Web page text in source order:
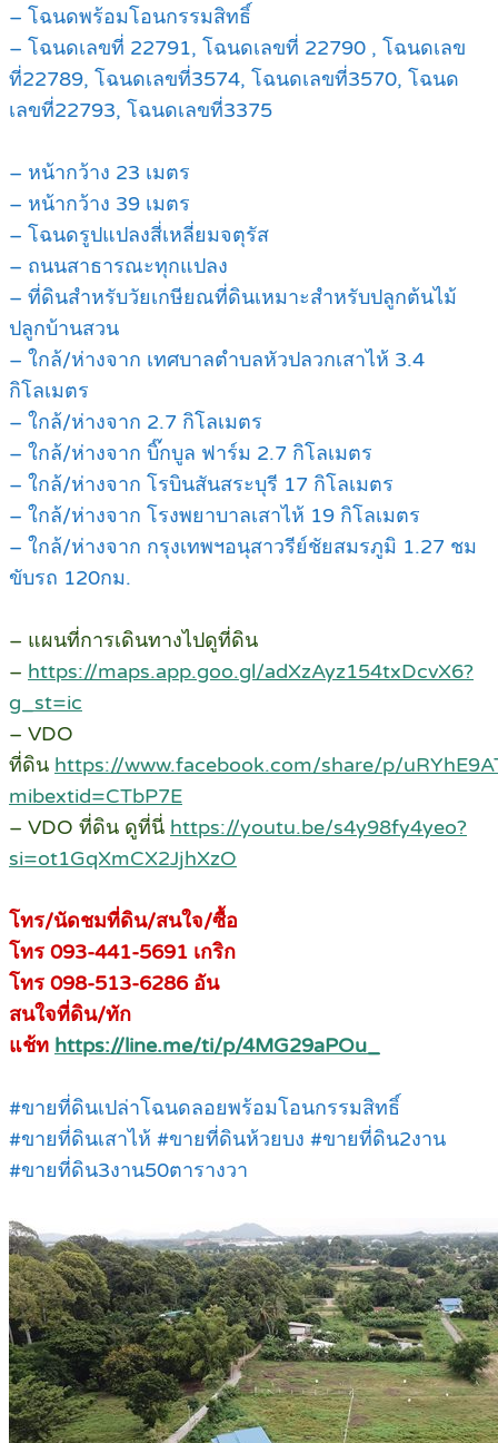
– โฉนดพร้อมโอนกรรมสิทธิ์
– โฉนดเลขที่ 22791, โฉนดเลขที่ 22790 , โฉนดเลข
ที่22789, โฉนดเลขที่3574, โฉนดเลขที่3570, โฉนด
เลขที่22793, โฉนดเลขที่3375
– หน้ากว้าง 23 เมตร
– หน้ากว้าง 39 เมตร
– โฉนดรูปแปลงสี่เหลี่ยมจตุรัส
– ถนนสาธารณะทุกแปลง
– ที่ดินสำหรับวัยเกษียณที่ดินเหมาะสำหรับปลูกต้นไม้
ปลูกบ้านสวน
– ใกล้/ห่างจาก เทศบาลตำบลหัวปลวกเสาไห้ 3.4
กิโลเมตร
– ใกล้/ห่างจาก 2.7 กิโลเมตร
– ใกล้/ห่างจาก บิ๊กบูล ฟาร์ม 2.7 กิโลเมตร
– ใกล้/ห่างจาก โรบินสันสระบุรี 17 กิโลเมตร
– ใกล้/ห่างจาก โรงพยาบาลเสาไห้ 19 กิโลเมตร
– ใกล้/ห่างจาก กรุงเทพฯอนุสาวรีย์ชัยสมรภูมิ 1.27 ชม
ขับรถ 120กม.
– แผนที่การเดินทางไปดูที่ดิน
– https://maps.app.goo.gl/adXzAyz154txDcvX6?
g_st=ic
– VDO
ที่ดิน https://www.facebook.com/share/p/
mibextid=CTbP7E
– VDO ที่ดิน ดูที่นี่ https://youtu.be/s4y98fy4yeo?
si=ot1GqXmCX2JjhXzO
โทร/นัดชมที่ดิน/สนใจ/ซื้อ
โทร 093-441-5691 เกริก
โทร 098-513-6286 อัน
สนใจที่ดิน/ทัก
แช้ท https://line.me/ti/p/4MG29aPOu_
#ขายที่ดินเปล่าโฉนดลอยพร้อมโอนกรรมสิทธิ์
#ขายที่ดินเสาไห้ #ขายที่ดินห้วยบง #ขายที่ดิน2งาน
#ขายที่ดิน3งาน50ตารางวา